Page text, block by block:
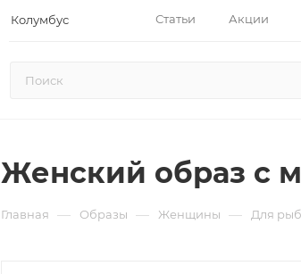
Колумбус Статьи Акции
Женский образ с
Главная — Образы — Женщины — Для